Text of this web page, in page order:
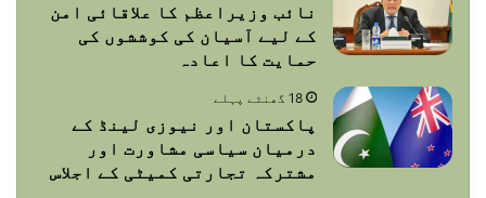
نائب وزیراعظم کا علاقائی امن
کے لیے آسیان کی کوششوں کی
حمایت کا اعادہ
18 گھنٹے پہلے
پاکستان اور نیوزی لینڈ کے
درمیان سیاسی مشاورت اور
مشترکہ تجارتی کمیٹی کے اجلاس